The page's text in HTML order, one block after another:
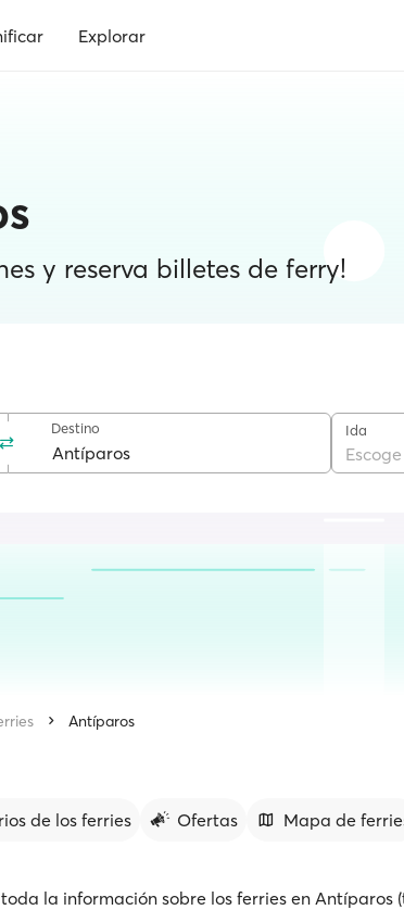
Explorar
y reserva billetes de ferry!
Destino Ida
Antíparos
de los ferries Ofertas Mapa de
la información sobre los ferries en Antíparos